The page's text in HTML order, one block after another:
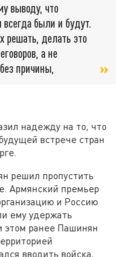
выводу, что
были и будут.
решать, делать это
а не
причины,
надежду на то, что
встрече стран
решил пропустить
Армянский премьер
и Россию
ему удержать
этом ранее Пашинян
вводить войска,